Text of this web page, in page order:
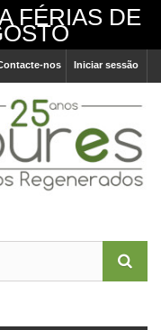
FÉRIAS DE
Iniciar sessão
nos